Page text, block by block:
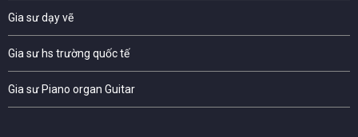
Gia sư dạy vẽ
Gia sư hs trường quốc tế
Gia sư Piano organ Guitar